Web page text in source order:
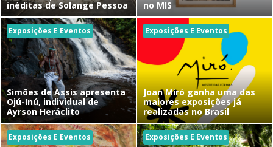
inéditas de Solange Pessoa
no MIS
Exposições E Eventos
Simões de Assis apresenta
Ojú-Inú, individual de
Ayrson Heráclito
Exposições E Eventos
Joan Miró ganha uma das
maiores exposições já
realizadas no Brasil
Exposições E Eventos Exposições E Eventos